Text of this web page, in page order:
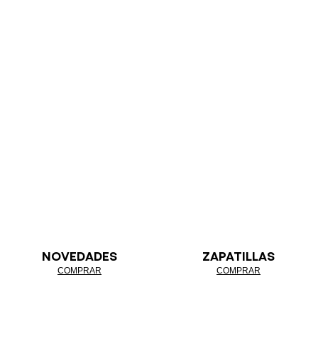
NOVEDADES
COMPRAR
ZAPATILLAS
COMPRAR